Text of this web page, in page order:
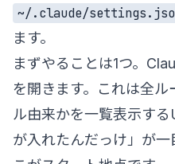
~/.claude/
ます。
まずやることは1つ。
を開きます。これは全ル
ル由来かを一覧表示す
が入れたんだっけ」が